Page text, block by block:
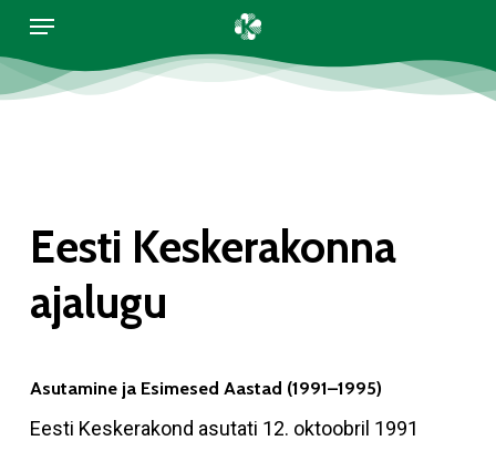
Skip
to
main
Menu
Eesti Keskerakonna
ajalugu
Asutamine ja Esimesed Aastad (1991–1995)
Eesti Keskerakond asutati 12. oktoobril 1991